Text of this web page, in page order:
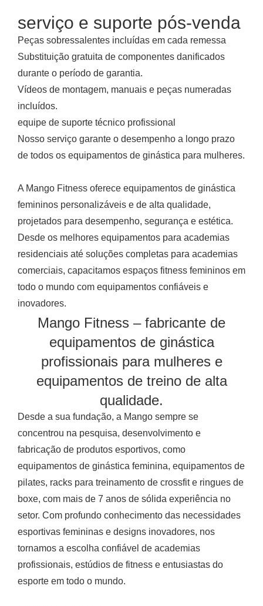
serviço e suporte pós-venda
Peças sobressalentes incluídas em cada remessa
Substituição gratuita de componentes danificados
durante o período de garantia.
Vídeos de montagem, manuais e peças numeradas
incluídos.
equipe de suporte técnico profissional
Nosso serviço garante o desempenho a longo prazo
de todos os equipamentos de ginástica para mulheres.
A Mango Fitness oferece equipamentos de ginástica
femininos personalizáveis e de alta qualidade,
projetados para desempenho, segurança e estética.
Desde os melhores equipamentos para academias
residenciais até soluções completas para academias
comerciais, capacitamos espaços fitness femininos em
todo o mundo com equipamentos confiáveis e
inovadores.
Mango Fitness – fabricante de
equipamentos de ginástica
profissionais para mulheres e
equipamentos de treino de alta
qualidade.
Desde a sua fundação, a Mango sempre se
concentrou na pesquisa, desenvolvimento e
fabricação de produtos esportivos, como
equipamentos de ginástica feminina, equipamentos de
pilates, racks para treinamento de crossfit e ringues de
boxe, com mais de 7 anos de sólida experiência no
setor. Com profundo conhecimento das necessidades
esportivas femininas e designs inovadores, nos
tornamos a escolha confiável de academias
profissionais, estúdios de fitness e entusiastas do
esporte em todo o mundo.